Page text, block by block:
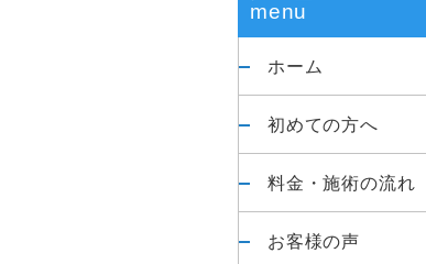
イ
ド
バ
ー
ホーム
初めての方へ
料金・施術の流れ
お客様の声